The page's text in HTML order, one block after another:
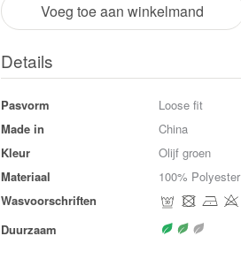
Voeg toe aan winkelmand
Details
Pasvorm
Loose fit
Made in
China
Kleur
Olijf groen
Materiaal
100% Polyester
Wasvoorschriften
Duurzaam